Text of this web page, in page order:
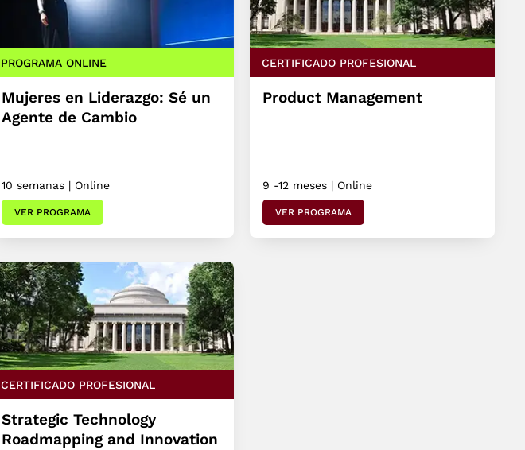
PROGRAMA ONLINE
Mujeres en Liderazgo: Sé un
Agente de Cambio
10 semanas | Online
VER PROGRAMA
CERTIFICADO PROFESIONAL
Product Management
9 -12 meses | Online
VER PROGRAMA
CERTIFICADO PROFESIONAL
Strategic Technology
Roadmapping and Innovation